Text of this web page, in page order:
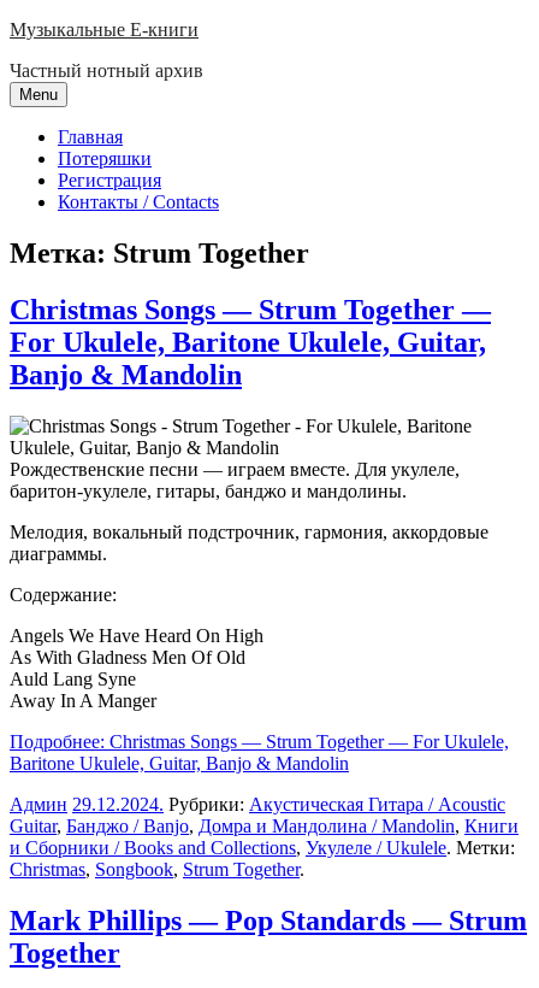
Skip
content
Музыкальные E-книги
Частный нотный архив
Menu
Главная
Потеряшки
Регистрация
Контакты / Contacts
Метка: Strum Together
Christmas Songs — Strum Together —
For Ukulele, Baritone Ukulele, Guitar,
Banjo & Mandolin
Рождественские песни — играем вместе. Для укулеле,
баритон-укулеле, гитары, банджо и мандолины.
Мелодия, вокальный подстрочник, гармония, аккордовые
диаграммы.
Содержание:
Angels We Have Heard On High
As With Gladness Men Of Old
Auld Lang Syne
Away In A Manger
Подробнее: Christmas Songs — Strum Together — For Ukulele,
Baritone Ukulele, Guitar, Banjo & Mandolin
Админ 29.12.2024. Рубрики: Акустическая Гитара / Acoustic
Guitar, Банджо / Banjo, Домра и Мандолина / Mandolin, Книги
и Сборники / Books and Collections, Укулеле / Ukulele. Метки:
Christmas, Songbook, Strum Together.
Mark Phillips — Pop Standards — Strum
Together